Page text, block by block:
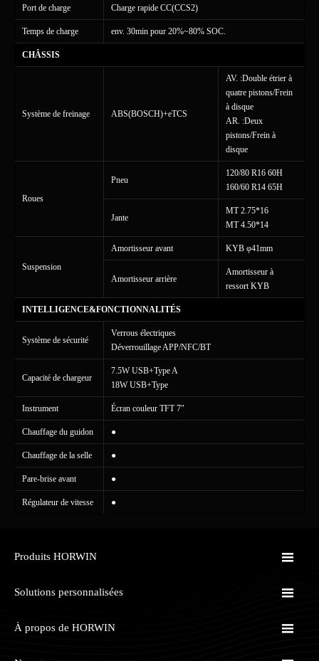
Port de charge Charge rapide CC(CCS2)
Temps de charge env. 30min pour 20%~80% SOC.
CHÂSSIS
Système de freinage ABS(BOSCH)+eTCS
AV. :Double étrier à
quatre pistons/Frein
à disque
AR. :Deux
pistons/Frein à
disque
Roues
Pneu
120/80 R16 60H
160/60 R14 65H
Jante
MT 2.75*16
MT 4.50*14
Suspension
Amortisseur avant KYB φ41mm
Amortisseur arrière
Amortisseur à
ressort KYB
INTELLIGENCE&FONCTIONNALITÉS
Système de sécurité
Verrous électriques
Déverrouillage APP/NFC/BT
Capacité de chargeur
7.5W USB+Type A
18W USB+Type
Instrument Écran couleur TFT 7″
Chauffage du guidon ●
Chauffage de la selle ●
Pare-brise avant ●
Régulateur de vitesse ●
Produits HORWIN 
Solutions personnalisées 
À propos de HORWIN 